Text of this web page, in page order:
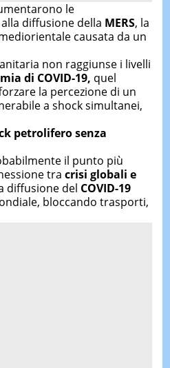
le
diffusione della MERS, la
causata da un
non raggiunse i livelli
di COVID-19, quel
la percezione di un
a shock simultanei,
petrolifero senza
il punto più
tra crisi globali e
diffusione del COVID-19
bloccando trasporti,